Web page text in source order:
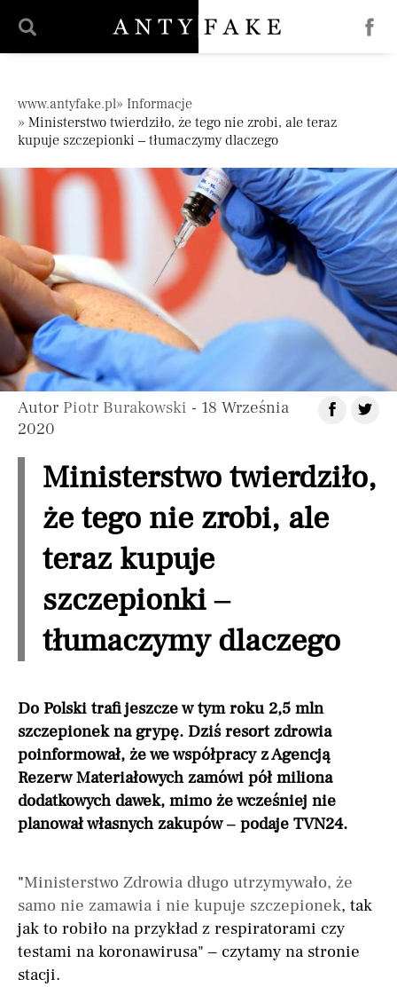
Pomiń nawigację
www.antyfake.pl
Informacje
Ministerstwo twierdziło, że tego nie zrobi, ale teraz
kupuje szczepionki – tłumaczymy dlaczego
Autor Piotr Burakowski - 18 Września
2020
Ministerstwo twierdziło,
że tego nie zrobi, ale
teraz kupuje
szczepionki –
tłumaczymy dlaczego
Do Polski trafi jeszcze w tym roku 2,5 mln
szczepionek na grypę. Dziś resort zdrowia
poinformował, że we współpracy z Agencją
Rezerw Materiałowych zamówi pół miliona
dodatkowych dawek, mimo że wcześniej nie
planował własnych zakupów – podaje TVN24.
"Ministerstwo Zdrowia długo utrzymywało, że
samo nie zamawia i nie kupuje szczepionek, tak
jak to robiło na przykład z respiratorami czy
testami na koronawirusa" – czytamy na stronie
stacji.